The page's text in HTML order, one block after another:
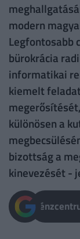
modern
Legfontosabb
bürokrácia
informatikai
kiemelt
különösen a
bizottság a
kinevezését -